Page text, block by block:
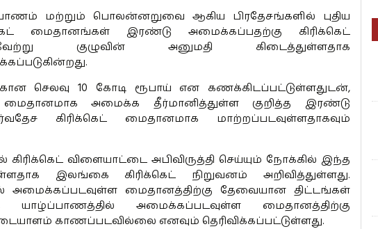
மற்றும் பொலன்னறுவை ஆகிய பிரதேசங்களில் புதிய
மைதானங்கள் இரண்டு அமைக்கப்பதற்கு கிரிக்கெட்
குழுவின் அனுமதி கிடைத்துள்ளதாக
செலவு 10 கோடி ரூபாய் என கணக்கிடப்பட்டுள்ளதுடன்,
மைதானமாக அமைக்க தீர்மானித்துள்ள குறித்த இரண்டு
கிரிக்கெட் மைதானமாக மாற்றப்படவுள்ளதாகவும்
கிரிக்கெட் விளையாட்டை அபிவிருத்தி செய்யும் நோக்கில் இந்த
இலங்கை கிரிக்கெட் நிறுவனம் அறிவித்துள்ளது.
மைதானத்திற்கு தேவையான திட்டங்கள்
யாழ்ப்பாணத்தில் அமைக்கப்படவுள்ள மைதானத்திற்கு
காணப்படவில்லை எனவும் தெரிவிக்கப்பட்டுள்ளது.